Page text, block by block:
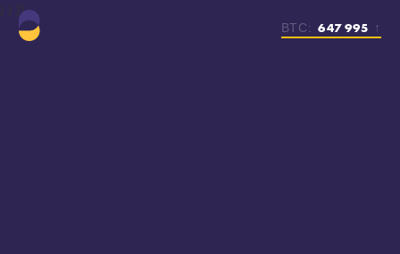
} } })
BTC: 647 995 ↑